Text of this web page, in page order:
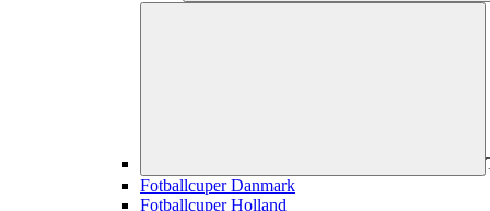
Fotballcuper Danmark
Fotballcuper Holland